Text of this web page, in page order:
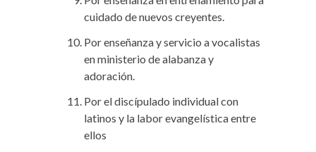
cuidado de nuevos creyentes.
Por enseñanza y servicio a vocalistas
en ministerio de alabanza y
adoración.
Por el discípulado individual con
latinos y la labor evangelística entre
ellos